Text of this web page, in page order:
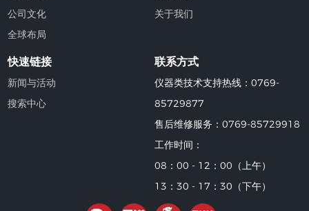
公司文化
全球布局
关于我们
快速链接
新闻与活动
搜索中心
联系方式
仪器类技术支持热线：0769-
85729877
售后维修服务：0769-85729918
工作时间：
08：00 - 12：00（上午）
13：30 - 17：30（下午）